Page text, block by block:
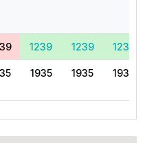
1239 1239 1239
1935 1935 1935